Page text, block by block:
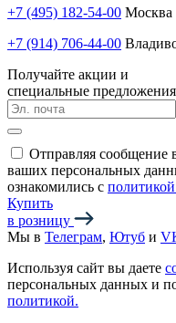
+7 (495) 182-54-00 Москва
+7 (914) 706-44-00
Получайте акции и
специальные предложения
Отправляя сообщение
ваших персональных
ознакомились с
Купить
в розницу
Мы в Телеграм, Ютуб и
Используя сайт вы даете
персональных данных и
политикой.